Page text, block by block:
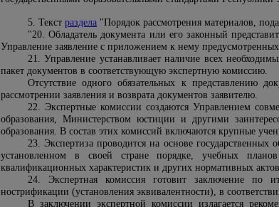
5. Текст раздела "Порядок рассмотрения материалов,
"20. Обладатель документа или его законный
Управление заявление с приложением к нему
21. Управление устанавливает наличие всех
пакет документов в соответствующую экспертную комиссию.
Отсутствие одного обязательных к представлению
рассмотрении заявления и возврата документов заявителю.
22. Экспертные комиссии создаются Управлением
образования, Министерством юстиции и другими
образования. В состав этих комиссий включаются крупные
23. Экспертиза проводится на основе государственных
установленном в своей стране порядке, учебных
квалификационных характеристик и других нормативных
24. Экспертная комиссия готовит заключение по
нострификации (установления эквивалентности), в
В заключении экспертной комиссии излагается